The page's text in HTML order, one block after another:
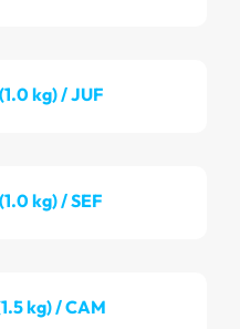
kg) / JUF
kg) / SEF
kg) / CAM